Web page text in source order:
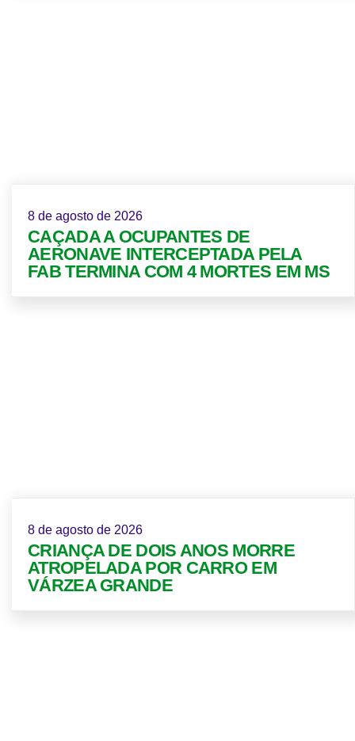
8 de agosto de 2026
CAÇADA A OCUPANTES DE
AERONAVE INTERCEPTADA PELA
FAB TERMINA COM 4 MORTES EM MS
8 de agosto de 2026
CRIANÇA DE DOIS ANOS MORRE
ATROPELADA POR CARRO EM
VÁRZEA GRANDE